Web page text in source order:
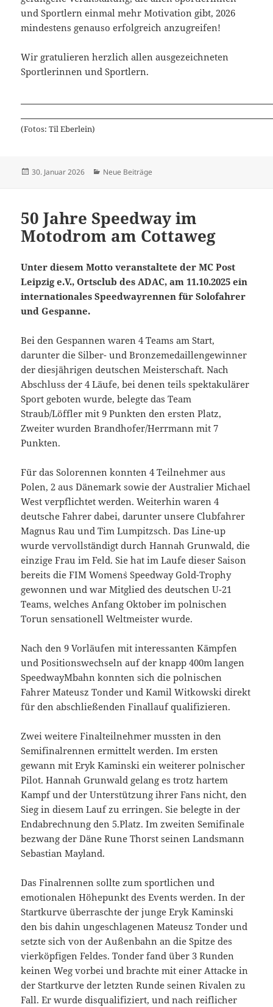
und Sportlern einmal mehr Motivation gibt, 2026
mindestens genauso erfolgreich anzugreifen!
Wir gratulieren herzlich allen ausgezeichneten
Sportlerinnen und Sportlern.
(Fotos: Til Eberlein)
Veröffentlicht
30. Januar 2026 Kategorien
Neue Beiträge
50 Jahre Speedway im
Motodrom am Cottaweg
Unter diesem Motto veranstaltete der MC Post
Leipzig e.V., Ortsclub des ADAC, am 11.10.2025 ein
internationales Speedwayrennen für Solofahrer
und Gespanne.
Bei den Gespannen waren 4 Teams am Start,
darunter die Silber- und Bronzemedaillengewinner
der diesjährigen deutschen Meisterschaft. Nach
Abschluss der 4 Läufe, bei denen teils spektakulärer
Sport geboten wurde, belegte das Team
Straub/Löffler mit 9 Punkten den ersten Platz,
Zweiter wurden Brandhofer/Herrmann mit 7
Punkten.
Für das Solorennen konnten 4 Teilnehmer aus
Polen, 2 aus Dänemark sowie der Australier Michael
West verpflichtet werden. Weiterhin waren 4
deutsche Fahrer dabei, darunter unsere Clubfahrer
Magnus Rau und Tim Lumpitzsch. Das Line-up
wurde vervollständigt durch Hannah Grunwald, die
einzige Frau im Feld. Sie hat im Laufe dieser Saison
bereits die FIM Women`s Speedway Gold-Trophy
gewonnen und war Mitglied des deutschen U-21
Teams, welches Anfang Oktober im polnischen
Torun sensationell Weltmeister wurde.
Nach den 9 Vorläufen mit interessanten Kämpfen
und Positionswechseln auf der knapp 400m langen
SpeedwayMbahn konnten sich die polnischen
Fahrer Mateusz Tonder und Kamil Witkowski direkt
für den abschließenden Finallauf qualifizieren.
Zwei weitere Finalteilnehmer mussten in den
Semifinalrennen ermittelt werden. Im ersten
gewann mit Eryk Kaminski ein weiterer polnischer
Pilot. Hannah Grunwald gelang es trotz hartem
Kampf und der Unterstützung ihrer Fans nicht, den
Sieg in diesem Lauf zu erringen. Sie belegte in der
Endabrechnung den 5.Platz. Im zweiten Semifinale
bezwang der Däne Rune Thorst seinen Landsmann
Sebastian Mayland.
Das Finalrennen sollte zum sportlichen und
emotionalen Höhepunkt des Events werden. In der
Startkurve überraschte der junge Eryk Kaminski
den bis dahin ungeschlagenen Mateusz Tonder und
setzte sich von der Außenbahn an die Spitze des
vierköpfigen Feldes. Tonder fand über 3 Runden
keinen Weg vorbei und brachte mit einer Attacke in
der Startkurve der letzten Runde seinen Rivalen zu
Fall. Er wurde disqualifiziert, und nach reiflicher